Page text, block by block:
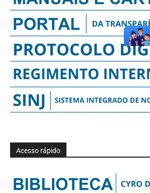
Acesso rápido